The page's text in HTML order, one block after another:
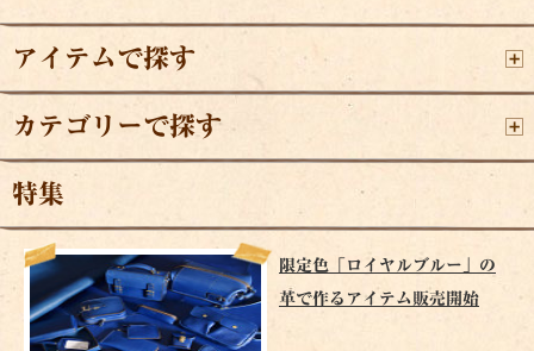
アイテムで探す
カテゴリーで探す
特集
限定色「ロイヤルブルー」の
革で作るアイテム販売開始